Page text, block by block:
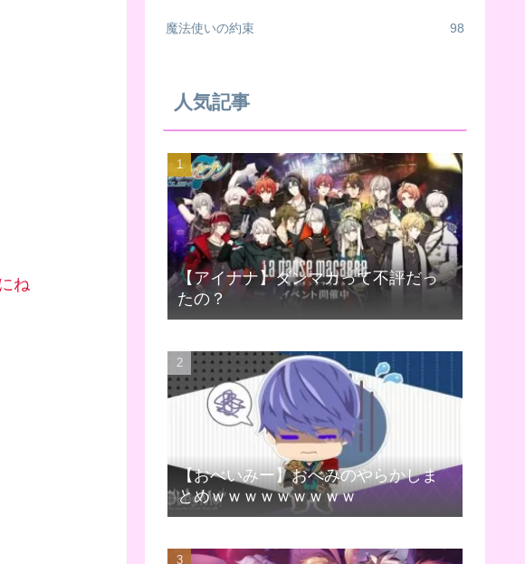
ね
魔法使いの約束 98
人気記事
【アイナナ】ダンマカって不評だっ
たの？
【おべいみー】おべみのやらかしま
とめｗｗｗｗｗｗｗｗｗ